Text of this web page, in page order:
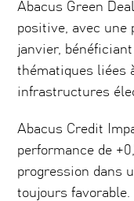
Abacus Green
positive, avec une
janvier,
thématiques liées
infrastructures
Abacus Credit
performance de
progression dans
toujours favorable.